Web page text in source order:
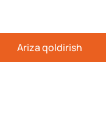
Ariza qoldirish